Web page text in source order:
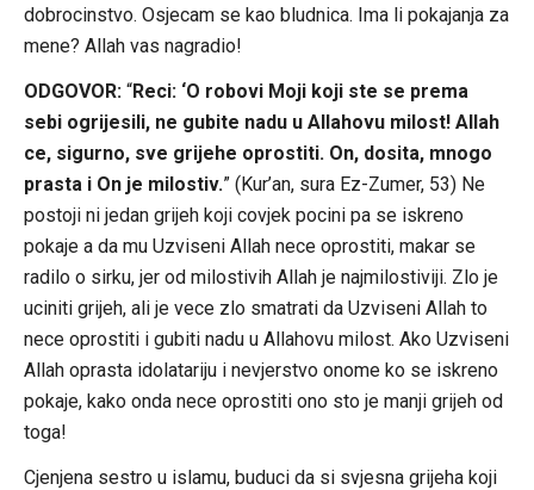
dobrocinstvo. Osjecam se kao bludnica. Ima li pokajanja za
mene? Allah vas nagradio!
ODGOVOR: “Reci: ‘O robovi Moji koji ste se prema
sebi ogrijesili, ne gubite nadu u Allahovu milost! Allah
ce, sigurno, sve grijehe oprostiti. On, dosita, mnogo
prasta i On je milostiv.” (Kur’an, sura Ez-Zumer, 53) Ne
postoji ni jedan grijeh koji covjek pocini pa se iskreno
pokaje a da mu Uzviseni Allah nece oprostiti, makar se
radilo o sirku, jer od milostivih Allah je najmilostiviji. Zlo je
uciniti grijeh, ali je vece zlo smatrati da Uzviseni Allah to
nece oprostiti i gubiti nadu u Allahovu milost. Ako Uzviseni
Allah oprasta idolatariju i nevjerstvo onome ko se iskreno
pokaje, kako onda nece oprostiti ono sto je manji grijeh od
toga!
Cjenjena sestro u islamu, buduci da si svjesna grijeha koji